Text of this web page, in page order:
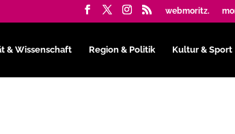
webmoritz.
& Wissenschaft Region & Politik Kultur & Sport